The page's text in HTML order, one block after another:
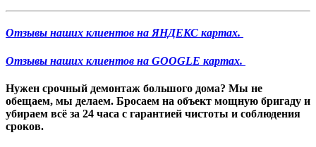
Отзывы наших клиентов на ЯНДЕКС картах.
Отзывы наших клиентов на GOOGLE картах.
Нужен срочный демонтаж большого дома? Мы не
обещаем, мы делаем. Бросаем на объект мощную бригаду и
убираем всё за 24 часа с гарантией чистоты и соблюдения
сроков.